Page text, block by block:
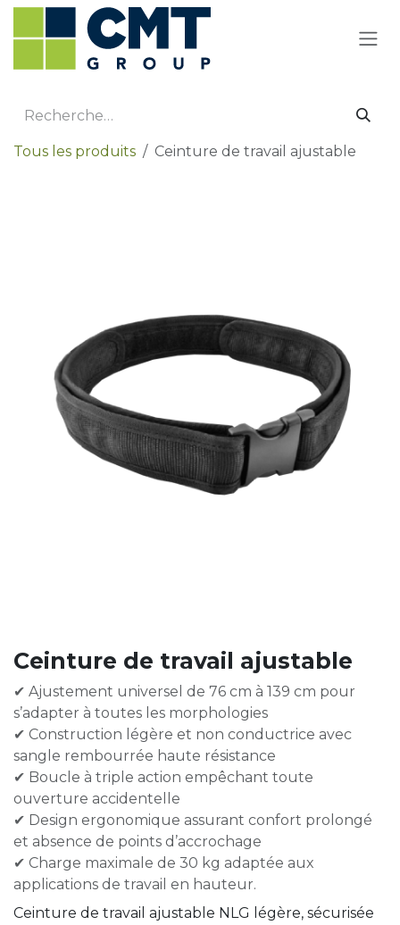
Se rendre au contenu
Tous les produits Ceinture de travail ajustable
Ceinture de travail ajustable
✔ Ajustement universel de 76 cm à 139 cm pour
s’adapter à toutes les morphologies
✔ Construction légère et non conductrice avec
sangle rembourrée haute résistance
✔ Boucle à triple action empêchant toute
ouverture accidentelle
✔ Design ergonomique assurant confort prolongé
et absence de points d’accrochage
✔ Charge maximale de 30 kg adaptée aux
applications de travail en hauteur.
Ceinture de travail ajustable NLG légère, sécurisée